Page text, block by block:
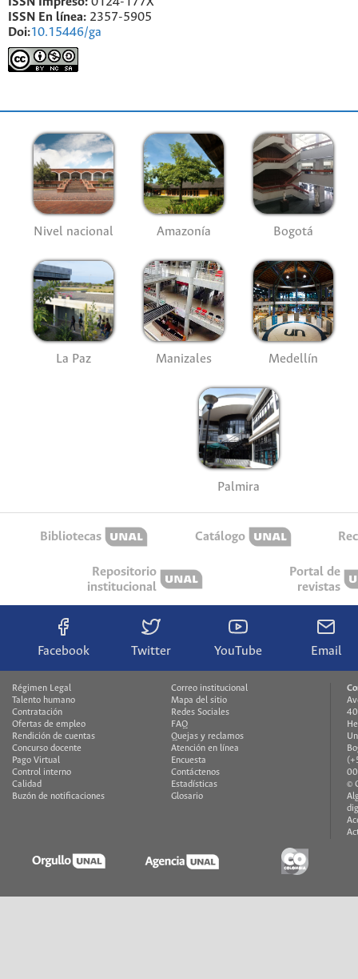
ISSN En línea: 2357-5905
Doi:10.15446/ga
Nivel nacional Amazonía Bogotá
La Paz Manizales Medellín
Palmira
Bibliotecas Catálogo
Repositorio
institucional
Portal de
revistas
Facebook Twitter YouTube Email
Régimen Legal
Talento humano
Contratación
Ofertas de empleo
Rendición de cuentas
Concurso docente
Pago Virtual
Control interno
Calidad
Buzón de notificaciones
Correo institucional
Mapa del sitio
Redes Sociales
FAQ
Quejas y reclamos
Atención en línea
Encuesta
Contáctenos
Estadísticas
Glosario
©